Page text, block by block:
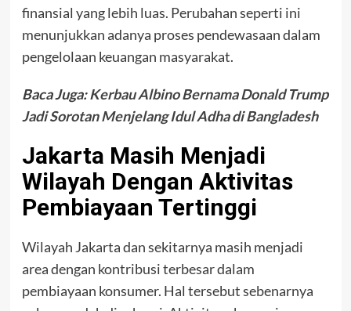
finansial yang lebih luas. Perubahan seperti ini
menunjukkan adanya proses pendewasaan dalam
pengelolaan keuangan masyarakat.
Baca Juga:Kerbau Albino Bernama Donald Trump
Jadi Sorotan Menjelang Idul Adha di Bangladesh
Jakarta Masih Menjadi
Wilayah Dengan Aktivitas
Pembiayaan Tertinggi
Wilayah Jakarta dan sekitarnya masih menjadi
area dengan kontribusi terbesar dalam
pembiayaan konsumer. Hal tersebut sebenarnya